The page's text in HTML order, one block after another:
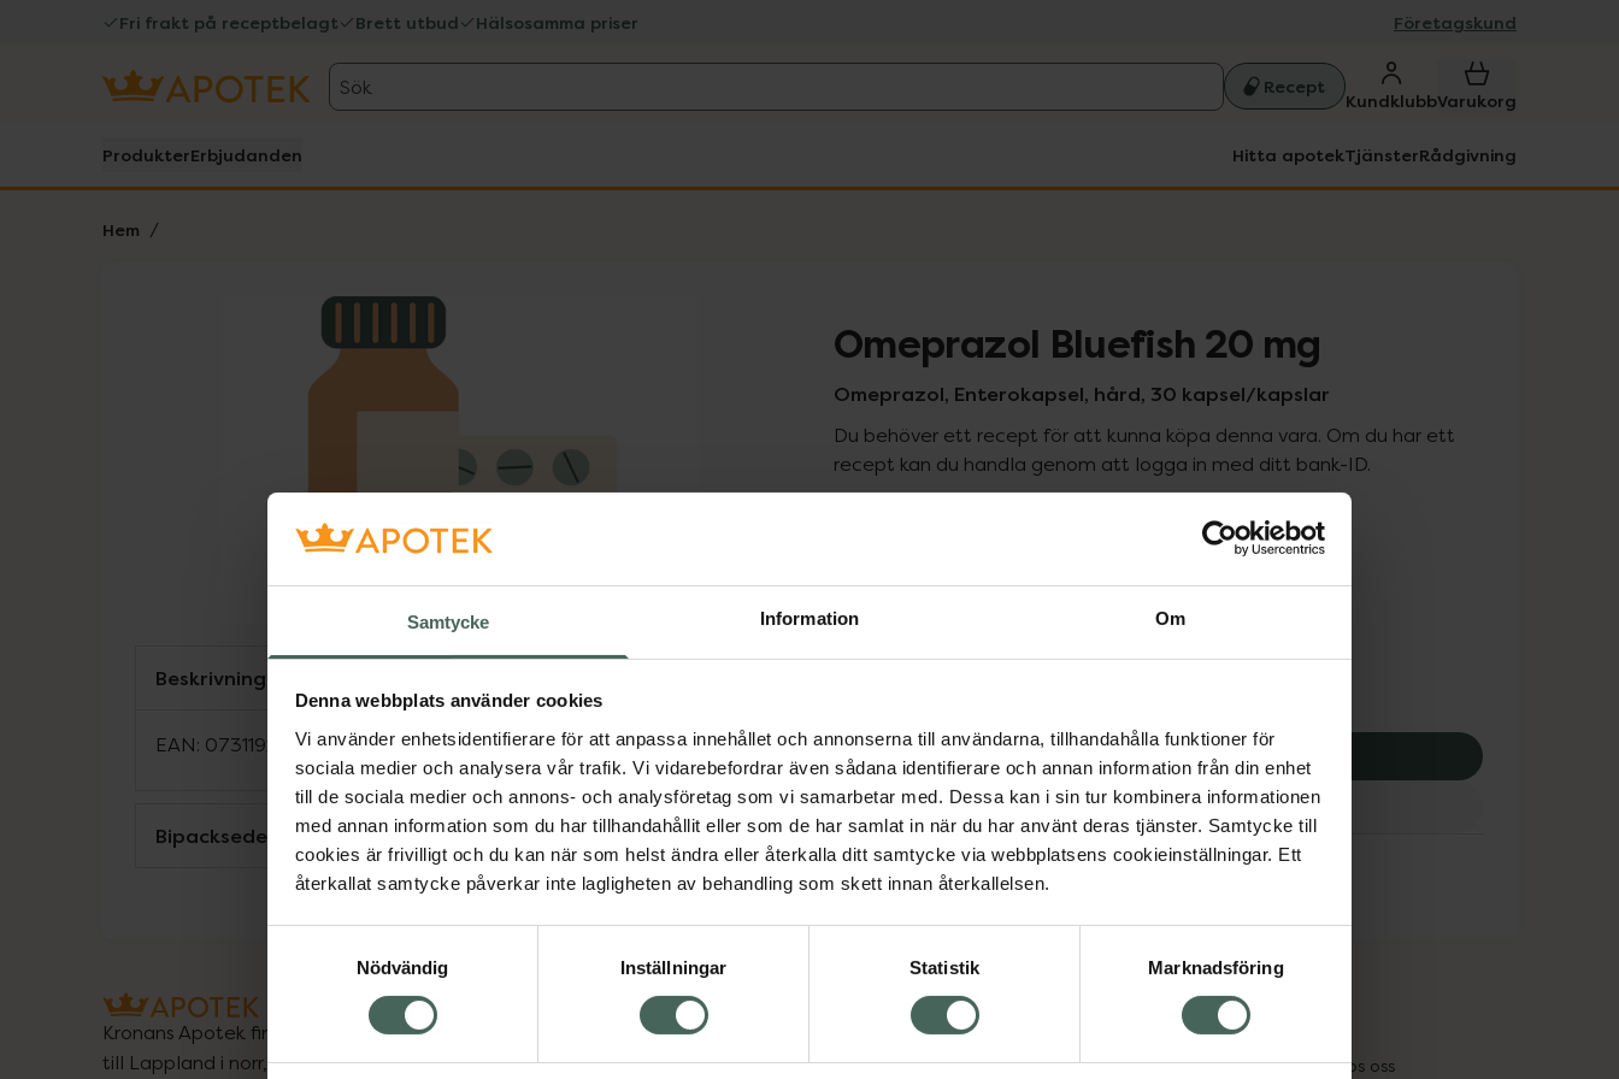
Samtycke Information Om
Denna webbplats använder cookies
Vi använder enhetsidentifierare för att anpassa innehållet och annonserna till användarna, tillhandahålla funktioner för
sociala medier och analysera vår trafik. Vi vidarebefordrar även sådana identifierare och annan information från din enhet
till de sociala medier och annons- och analysföretag som vi samarbetar med. Dessa kan i sin tur kombinera informationen
med annan information som du har tillhandahållit eller som de har samlat in när du har använt deras tjänster. Samtycke till
cookies är frivilligt och du kan när som helst ändra eller återkalla ditt samtycke via webbplatsens cookieinställningar. Ett
återkallat samtycke påverkar inte lagligheten av behandling som skett innan återkallelsen.
Nödvändig
Inställningar Statistik Marknadsföring
Fri frakt på receptbelagt Brett utbud Hälsosamma priser Företagskund
Sök Recept
KundklubbVarukorg
ProdukterErbjudanden Hitta apotekTjänsterRådgivning
Hem
Lista: . Innehåller 1 objekt. Omeprazol Bluefish 20 mg
Omeprazol, Enterokapsel, hård, 30 kapsel/kapslar
Du behöver ett recept för att kunna köpa denna vara. Om du har ett
recept kan du handla genom att logga in med ditt bank-ID.
Pris med recept
102,73 kr
Köp via ditt recept
Aktuella erbjudanden
Beskrivning
EAN: 07311920000319
Bipacksedel från FASS Visa
Kronans Apotek finns här för dig. Du hittar oss från Skåne i syd
till Lappland i norr, och online i mobilen och på datorn.
Vanliga frågor
Om recept och läkemedel
Högkostnadsskyddet
Jobba hos oss